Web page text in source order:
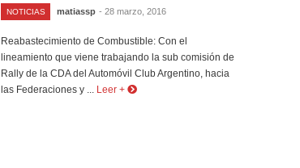
NOTICIAS matiassp - 28 marzo, 2016
Reabastecimiento de Combustible: Con el
lineamiento que viene trabajando la sub comisión de
Rally de la CDA del Automóvil Club Argentino, hacia
las Federaciones y ...
Leer +